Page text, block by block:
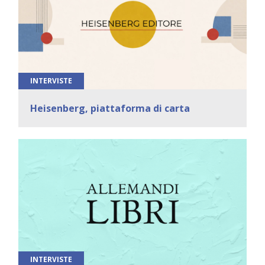
INTERVISTE
Heisenberg, piattaforma di carta
INTERVISTE